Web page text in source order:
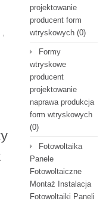
projektowanie
producent form
wtryskowych (0)
Formy
wtryskowe
producent
projektowanie
naprawa produkcja
form wtryskowych
(0)
Fotowoltaika
Panele
Fotowoltaiczne
Montaż Instalacja
Fotowoltaiki Paneli